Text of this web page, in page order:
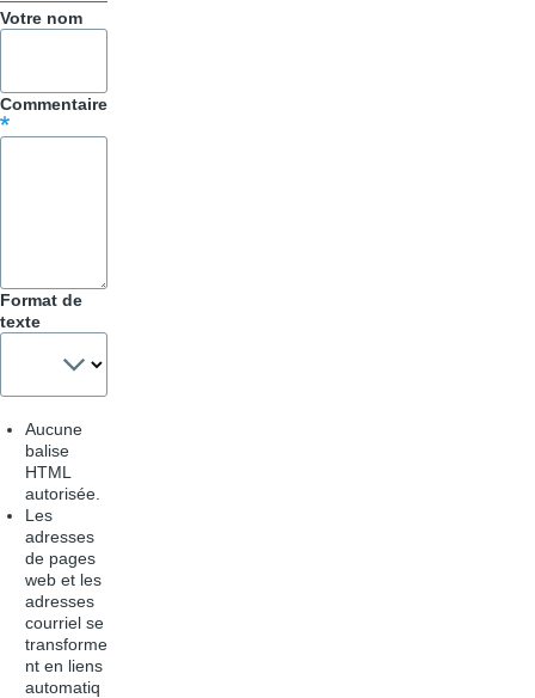
&
Votre nom
Commentaire
Format de
texte
Aucune
balise
HTML
autorisée.
Les
adresses
de pages
web et les
adresses
courriel se
transforme
nt en liens
automatiq